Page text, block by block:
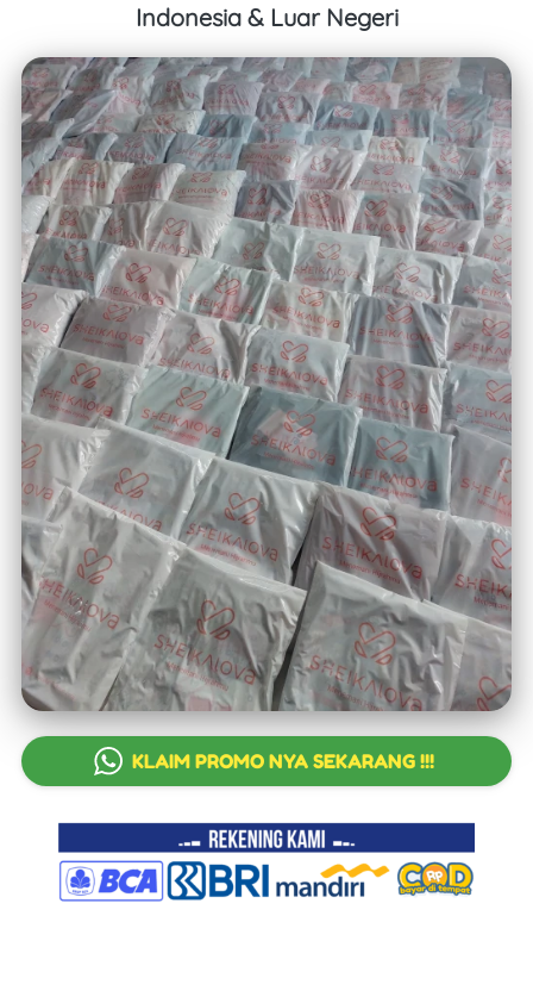
Indonesia & Luar Negeri
` KLAIM PROMO NYA SEKARANG !!!